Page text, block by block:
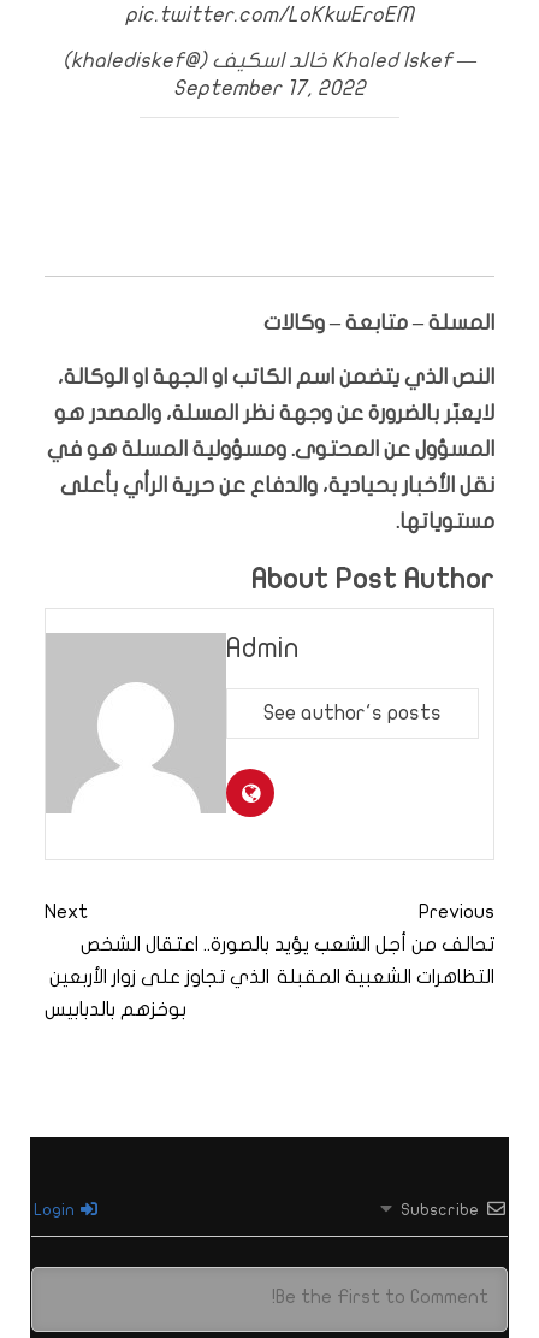
pic.twitter.com/LoKkwEroEM
— Khaled Iskef خالد اسكيف (@khalediskef)
September 17, 2022
المسلة – متابعة – وكالات
النص الذي يتضمن اسم الكاتب او الجهة او الوكالة،
لايعبّر بالضرورة عن وجهة نظر المسلة، والمصدر هو
المسؤول عن المحتوى. ومسؤولية المسلة هو في
نقل الأخبار بحيادية، والدفاع عن حرية الرأي بأعلى
مستوياتها.
About Post Author
Admin
See author's posts
Previous
تحالف من أجل الشعب يؤيد
التظاهرات الشعبية المقبلة
Next
بالصورة.. اعتقال الشخص
الذي تجاوز على زوار الأربعين
بوخزهم بالدبابيس
Subscribe